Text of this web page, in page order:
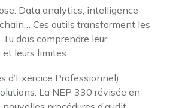
Data analytics, intelligence
Ces outils transforment les
Tu dois comprendre leur
leurs limites.
d’Exercice Professionnel)
La NEP 330 révisée en